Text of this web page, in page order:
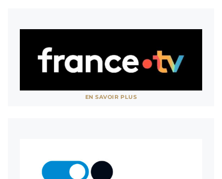
EN SAVOIR PLUS